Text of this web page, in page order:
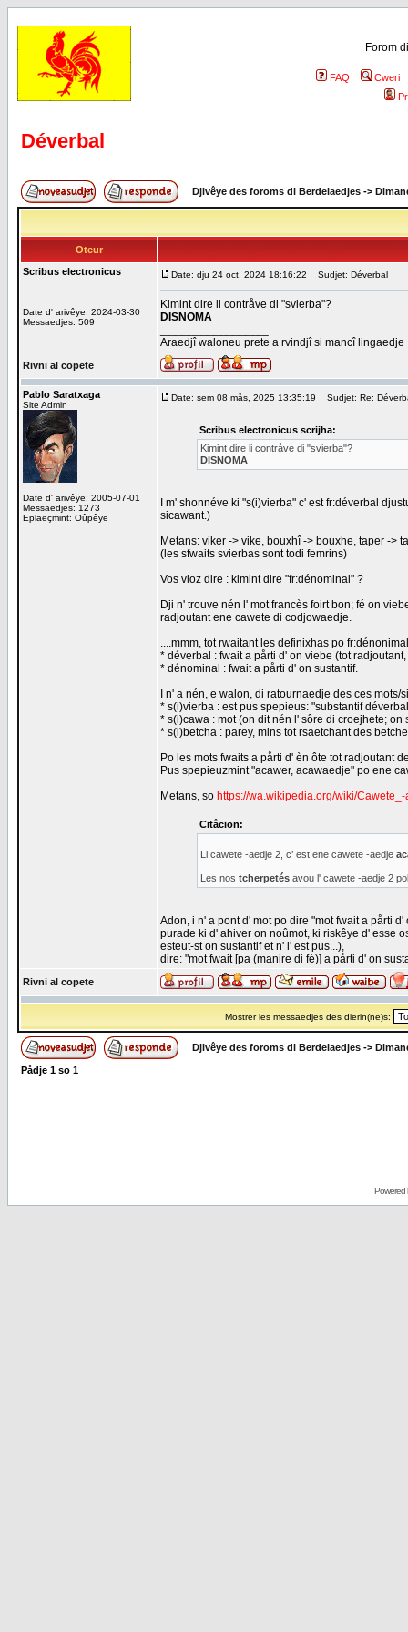
Forom
FAQ
Cweri
Déverbal
Djivêye des foroms di Berdelaedjes ->
Oteur
Scribus electronicus
Date d' arivêye: 2024-03-30
Messaedjes: 509
Date: dju 24 oct, 2024 18:16:22 Sudjet: Déverbal
Kimint dire li contråve di "svierba"?
DISNOMA
Araedjî waloneu prete a rvindjî si mancî lingaedje
Rivni al copete
Pablo Saratxaga
Site Admin
Date d' arivêye: 2005-07-01
Messaedjes: 1273
Eplaeçmint: Oûpêye
Date: sem 08 mås, 2025 13:35:19 Sudjet: Re:
Scribus electronicus scrijha:
Kimint dire li contråve di "svierba"?
DISNOMA
I m' shonnéve ki "s(i)vierba" c' est fr:déverbal
sicawant.)
Metans: viker -> vike, bouxhî -> bouxhe, taper ->
(les sfwaits svierbas sont todi femrins)
Vos vloz dire : kimint dire "fr:dénominal" ?
Dji n' trouve nén l' mot francès foirt bon; fé on
radjoutant ene cawete di codjowaedje.
....mmm, tot rwaitant les definixhas po
* déverbal : fwait a pårti d' on viebe (tot
* dénominal : fwait a pårti d' on sustantif.
I n' a nén, e walon, di ratournaedje des ces mots/
* s(i)vierba : est pus spepieus: "substantif
* s(i)cawa : mot (on dit nén l' sôre di croejhete;
* s(i)betcha : parey, mins tot rsaetchant des
Po les mots fwaits a pårti d' èn ôte tot radjoutant
Pus spepieuzmint "acawer, acawaedje" po ene
Metans, so https://wa.wikipedia.org/wiki/
Citåcion:
Li cawete -aedje 2, c’ est ene cawete -aedje
Les nos tcherpetés avou l' cawete -aedje 2
Adon, i n' a pont d' mot po dire "mot fwait a pårti
purade ki d' ahiver on noûmot, ki riskêye d' esse
esteut-st on sustantif et n' l' est pus...),
dire: "mot fwait [pa (manire di fé)] a pårti d' on
Rivni al copete
Mostrer les messaedjes des dierin(ne)s:
Djivêye des foroms di Berdelaedjes ->
Pådje 1 so 1
Powered